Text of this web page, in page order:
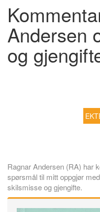
Andersen
og
Ragnar Andersen (RA) har
spørsmål til mitt oppgjør
skilsmisse og gjengifte.